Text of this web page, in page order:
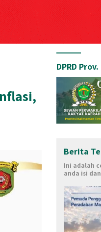
DPRD
Berita
Ini adalah
anda isi